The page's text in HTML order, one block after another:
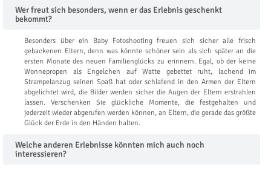
Wer freut sich besonders, wenn er das Erlebnis geschenkt
bekommt?
Besonders über ein Baby Fotoshooting freuen sich sicher alle frisch
gebackenen Eltern, denn was könnte schöner sein als sich später an die
ersten Monate des neuen Familienglücks zu erinnern. Egal, ob der keine
Wonnepropen als Engelchen auf Watte gebettet ruht, lachend im
Strampelanzug seinen Spaß hat oder schlafend in den Armen der Eltern
abgelichtet wird, die Bilder werden sicher die Augen der Eltern erstrahlen
lassen. Verschenken Sie glückliche Momente, die festgehalten und
jederzeit wieder abgerufen werden können, an Eltern, die gerade das größte
Glück der Erde in den Händen halten.
Welche anderen Erlebnisse könnten mich auch noch
interessieren?